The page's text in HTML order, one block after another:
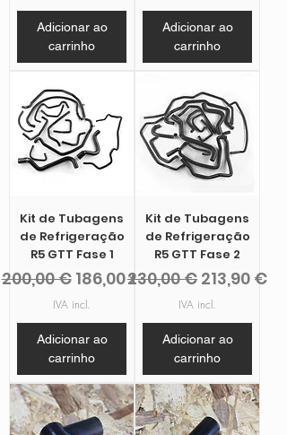
Adicionar ao
carrinho
Adicionar ao
carrinho
Kit de Tubagens
de Refrigeração
R5 GTT Fase 1
Preço normal
200,00 € Preço promocional
186,00 €
IVA incl.
Adicionar ao
carrinho
Kit de Tubagens
de Refrigeração
R5 GTT Fase 2
Preço normal
230,00 € Preço
213,90 €
IVA incl.
Adicionar ao
carrinho